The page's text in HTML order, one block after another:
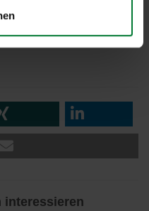
Wärmemelder
interessieren